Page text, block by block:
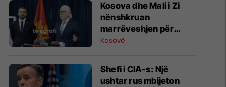
Kosova dhe Mali i Zi
nënshkruan
marrëveshjen për
njohjen e ndërsjellë të
dhe identifikimit
elektronik.
Kosovë
Shefi i CIA-s: Një
ushtar rus mbijeton